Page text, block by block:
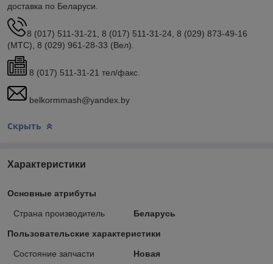
доставка по Беларуси.
8 (017) 511-31-21, 8 (017) 511-31-24, 8 (029) 873-49-16
(МТС), 8 (029) 961-28-33 (Вел).
8 (017) 511-31-21 тел/факс.
belkormmash@yandex.by
Скрыть
Характеристики
Основные атрибуты
Страна производитель Беларусь
Пользовательские характеристики
Состояние запчасти
Новая